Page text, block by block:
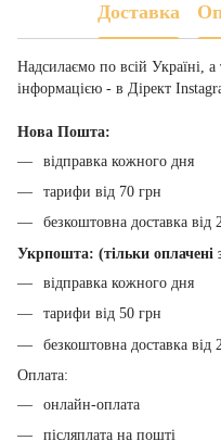
Доставка
Надсилаємо по всій Україні,
інформацією - в Дірект
Нова Пошта:
відправка кожного дня
тарифи від 70 грн
безкоштовна доставка від
Укрпошта: (тільки оплачені
відправка кожного дня
тарифи від 50 грн
безкоштовна доставка від
Оплата:
онлайн-оплата
післяплата на пошті